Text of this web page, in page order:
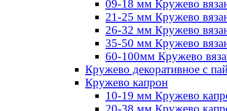
09-18 мм Кружево
21-25 мм Кружево
26-32 мм Кружево
35-50 мм Кружево
60-100мм Кружево
Кружево декоративное с
Кружево капрон
10-19 мм Кружево